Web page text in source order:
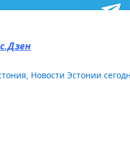
, Новости Эстонии